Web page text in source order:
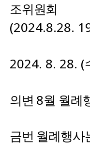
조위원회
(2024.8.28.
2024. 8. 28. (
의변 8월 월례
금번 월례행사